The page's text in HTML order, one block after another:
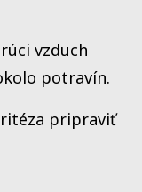
vzduch
potravín.
pripraviť